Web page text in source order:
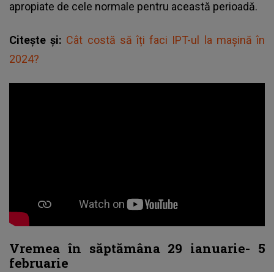
apropiate de cele normale pentru această perioadă.
Citește și: Cât costă să îți faci IPT-ul la mașină în
2024?
Vremea în săptămâna 29 ianuarie- 5
februarie